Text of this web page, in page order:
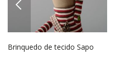
PREVIOUS
Brinquedo de tecido Sapo